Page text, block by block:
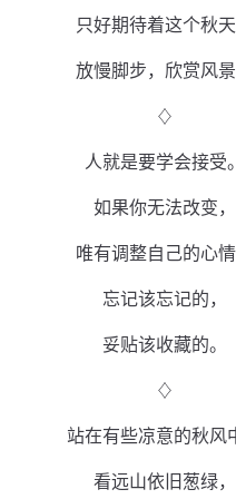
只好期待着这个秋天
放慢脚步，欣赏风景
♢
人就是要学会接受。
如果你无法改变，
唯有调整自己的心情
忘记该忘记的，
妥贴该收藏的。
♢
站在有些凉意的秋风
看远山依旧葱绿，